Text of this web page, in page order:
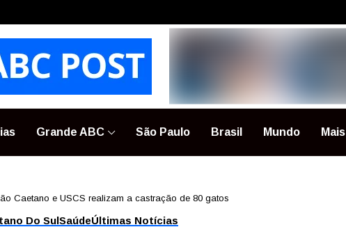
Grande ABC São Paulo Brasil Mundo Mais
Caetano e USCS realizam a castração de 80 gatos
Do SulSaúdeÚltimas Notícias